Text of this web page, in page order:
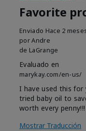
Favorite
Enviado Hace 2
porAndre
de LaGrange
Evaluado en
marykay.com/en-us/
I have used this
tried baby oil to
worth every penny!!!
Mostrar Traducción